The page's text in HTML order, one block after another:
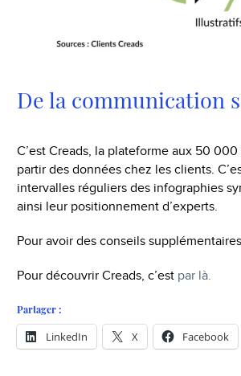
De la communication
C’est Creads, la plateforme aux 50
partir des données chez les clients.
intervalles réguliers des infographies
ainsi leur positionnement d’experts.
Pour avoir des conseils
Pour découvrir Creads, c’est par là.
Partager :
LinkedIn X Facebook